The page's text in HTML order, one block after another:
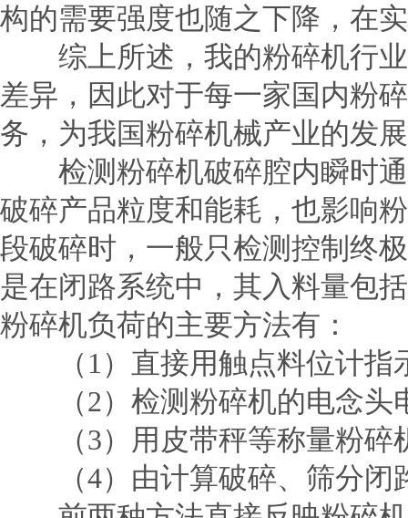
构的需要强度也随之下降，在
综上所述，我的粉碎机行业
差异，因此对于每一家国内粉
务，为我国粉碎机械产业的发
检测粉碎机破碎腔内瞬时通
破碎产品粒度和能耗，也影响
段破碎时，一般只检测控制终
是在闭路系统中，其入料量包
粉碎机负荷的主要方法有：
（1）直接用触点料位计指
（2）检测粉碎机的电念头
（3）用皮带秤等称量粉碎
（4）由计算破碎、筛分闭